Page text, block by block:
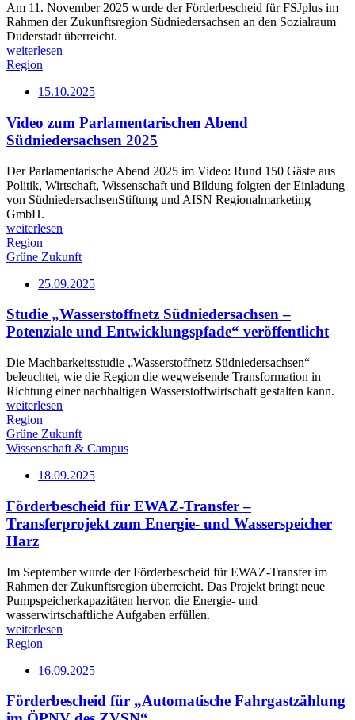
Am 11. November 2025 wurde der Förderbescheid für FSJplus im
Rahmen der Zukunftsregion Südniedersachsen an den Sozialraum
Duderstadt überreicht.
weiterlesen
Region
15.10.2025
Video zum Parlamentarischen Abend
Südniedersachsen 2025
Der Parlamentarische Abend 2025 im Video: Rund 150 Gäste aus
Politik, Wirtschaft, Wissenschaft und Bildung folgten der Einladung
von SüdniedersachsenStiftung und AISN Regionalmarketing
GmbH.
weiterlesen
Region
Grüne Zukunft
25.09.2025
Studie „Wasserstoffnetz Südniedersachsen –
Potenziale und Entwicklungspfade“ veröffentlicht
Die Machbarkeitsstudie „Wasserstoffnetz Südniedersachsen“
beleuchtet, wie die Region die wegweisende Transformation in
Richtung einer nachhaltigen Wasserstoffwirtschaft gestalten kann.
weiterlesen
Region
Grüne Zukunft
Wissenschaft & Campus
18.09.2025
Förderbescheid für EWAZ-Transfer –
Transferprojekt zum Energie- und Wasserspeicher
Harz
Im September wurde der Förderbescheid für EWAZ-Transfer im
Rahmen der Zukunftsregion überreicht. Das Projekt bringt neue
Pumpspeicherkapazitäten hervor, die Energie- und
wasserwirtschaftliche Aufgaben erfüllen.
weiterlesen
Region
16.09.2025
Förderbescheid für „Automatische Fahrgastzählung